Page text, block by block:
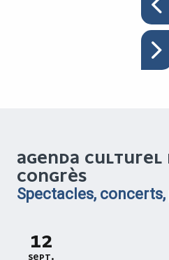
AGENDA
CONGRÈS
Spectacles,
12
SEPT.